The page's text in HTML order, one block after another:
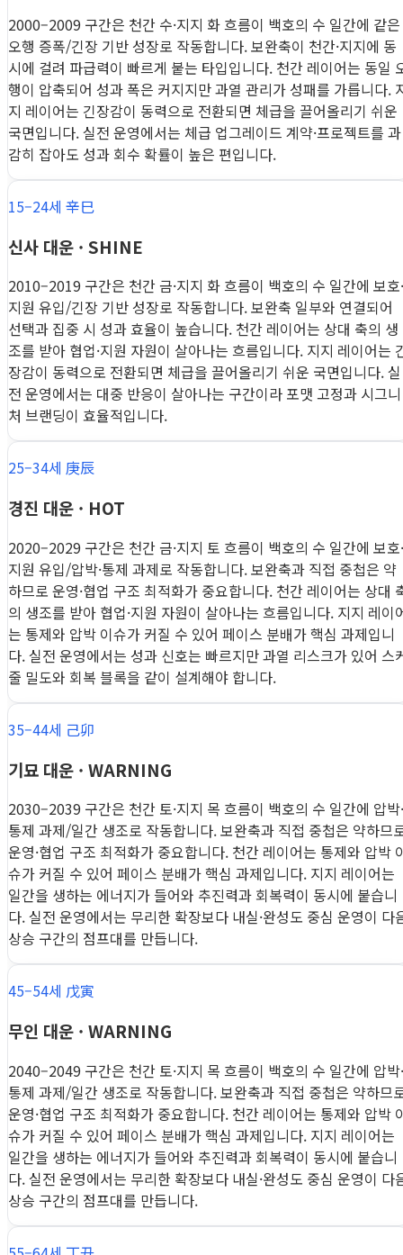
2000–2009 구간은 천간 수·지지 화 흐름이 백호의 수 일간에 같은
오행 증폭/긴장 기반 성장로 작동합니다. 보완축이 천간·지지에 동
시에 걸려 파급력이 빠르게 붙는 타입입니다. 천간 레이어는 동일
행이 압축되어 성과 폭은 커지지만 과열 관리가 성패를 가릅니다.
지 레이어는 긴장감이 동력으로 전환되면 체급을 끌어올리기 쉬운
국면입니다. 실전 운영에서는 체급 업그레이드 계약·프로젝트를 과
감히 잡아도 성과 회수 확률이 높은 편입니다.
15–24세 辛巳
신사 대운 · SHINE
2010–2019 구간은 천간 금·지지 화 흐름이 백호의 수 일간에 보호·
지원 유입/긴장 기반 성장로 작동합니다. 보완축 일부와 연결되어
선택과 집중 시 성과 효율이 높습니다. 천간 레이어는 상대 축의 생
조를 받아 협업·지원 자원이 살아나는 흐름입니다. 지지 레이어는
장감이 동력으로 전환되면 체급을 끌어올리기 쉬운 국면입니다. 실
전 운영에서는 대중 반응이 살아나는 구간이라 포맷 고정과 시그니
처 브랜딩이 효율적입니다.
25–34세 庚辰
경진 대운 · HOT
2020–2029 구간은 천간 금·지지 토 흐름이 백호의 수 일간에 보호·
지원 유입/압박·통제 과제로 작동합니다. 보완축과 직접 중첩은 약
하므로 운영·협업 구조 최적화가 중요합니다. 천간 레이어는 상대
의 생조를 받아 협업·지원 자원이 살아나는 흐름입니다. 지지 레이
는 통제와 압박 이슈가 커질 수 있어 페이스 분배가 핵심 과제입니
다. 실전 운영에서는 성과 신호는 빠르지만 과열 리스크가 있어 스
줄 밀도와 회복 블록을 같이 설계해야 합니다.
35–44세 己卯
기묘 대운 · WARNING
2030–2039 구간은 천간 토·지지 목 흐름이 백호의 수 일간에 압박·
통제 과제/일간 생조로 작동합니다. 보완축과 직접 중첩은 약하므
운영·협업 구조 최적화가 중요합니다. 천간 레이어는 통제와 압박
슈가 커질 수 있어 페이스 분배가 핵심 과제입니다. 지지 레이어는
일간을 생하는 에너지가 들어와 추진력과 회복력이 동시에 붙습니
다. 실전 운영에서는 무리한 확장보다 내실·완성도 중심 운영이 다
상승 구간의 점프대를 만듭니다.
45–54세 戊寅
무인 대운 · WARNING
2040–2049 구간은 천간 토·지지 목 흐름이 백호의 수 일간에 압박·
통제 과제/일간 생조로 작동합니다. 보완축과 직접 중첩은 약하므
운영·협업 구조 최적화가 중요합니다. 천간 레이어는 통제와 압박
슈가 커질 수 있어 페이스 분배가 핵심 과제입니다. 지지 레이어는
일간을 생하는 에너지가 들어와 추진력과 회복력이 동시에 붙습니
다. 실전 운영에서는 무리한 확장보다 내실·완성도 중심 운영이 다
상승 구간의 점프대를 만듭니다.